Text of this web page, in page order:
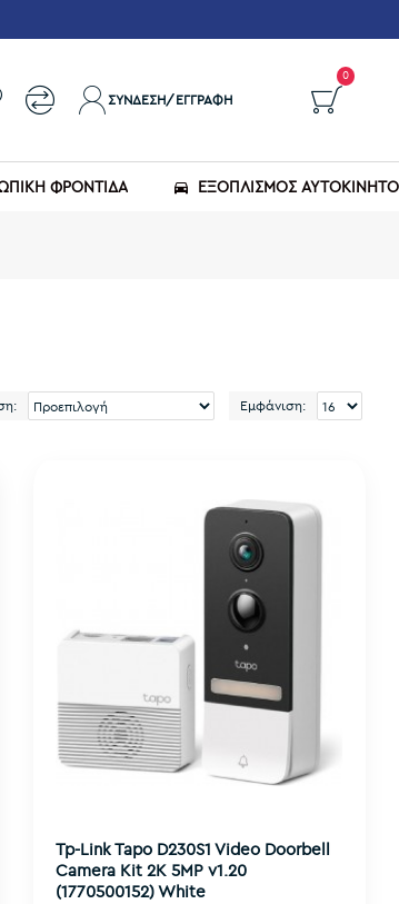
ΣΎΝΔΕΣΗ/ΕΓΓΡΑΦΉ
0
ΦΡΟΝΤΙΔΑ ΕΞΟΠΛΙΣΜΌΣ
Εμφάνιση:
Tp-Link Tapo D230S1 Video Doorbell
Camera Kit 2K 5MP v1.20
(1770500152) White